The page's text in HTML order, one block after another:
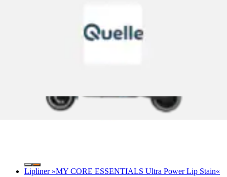
Lipliner »MY CORE ESSENTIALS Ultra Power Lip Stain«